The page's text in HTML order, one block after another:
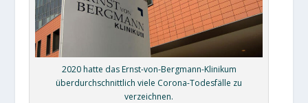
2020 hatte das Ernst-von-Bergmann-Klinikum
überdurchschnittlich viele Corona-Todesfälle zu
verzeichnen.